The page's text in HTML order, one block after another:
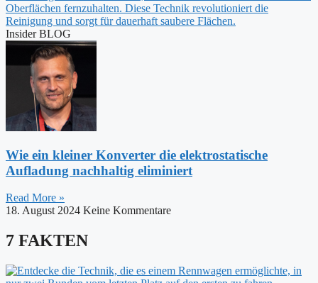
Insider BLOG
Wie ein kleiner Konverter die elektrostatische
Aufladung nachhaltig eliminiert
Read More »
18. August 2024 Keine Kommentare
7 FAKTEN